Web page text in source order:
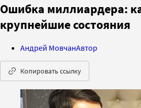
Ошибка миллиардера:
крупнейшие состояния
Андрей МовчанАвтор
Копировать ссылку